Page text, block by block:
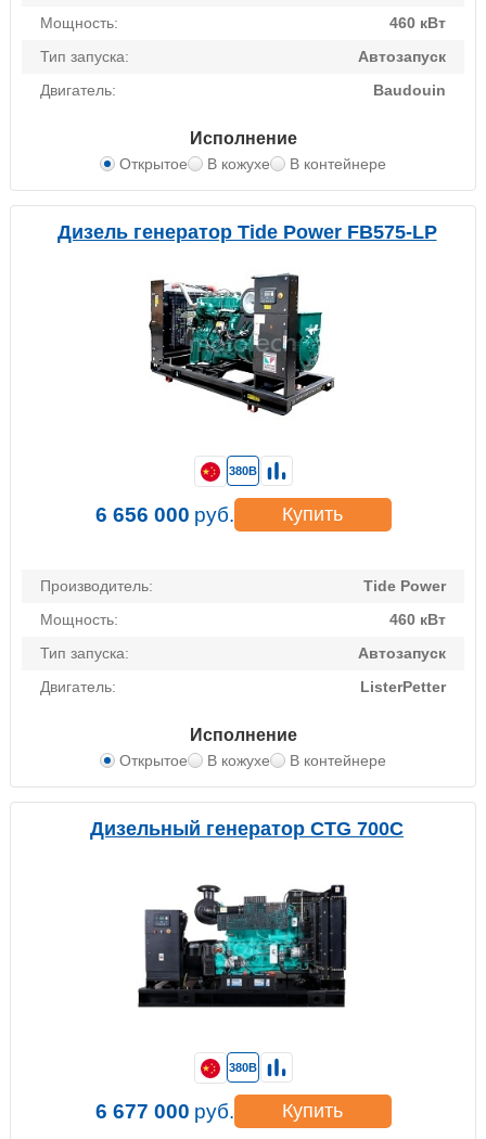
Мощность:
460 кВт
Тип запуска:
Автозапуск
Двигатель:
Baudouin
Исполнение
Открытое В кожухе В контейнере
Дизель генератор Tide Power FB575-LP
Производитель:
Tide Power
Мощность:
460 кВт
Тип запуска:
Автозапуск
Двигатель:
ListerPetter
Исполнение
Открытое В кожухе В контейнере
380В
6 656 000 руб. Купить
Дизельный генератор CTG 700C
380В
6 677 000 руб. Купить